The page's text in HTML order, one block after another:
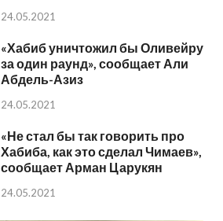
24.05.2021
«Хабиб уничтожил бы Оливейру
за один раунд», сообщает Али
Абдель-Азиз
24.05.2021
«Не стал бы так говорить про
Хабиба, как это сделал Чимаев»,
сообщает Арман Царукян
24.05.2021